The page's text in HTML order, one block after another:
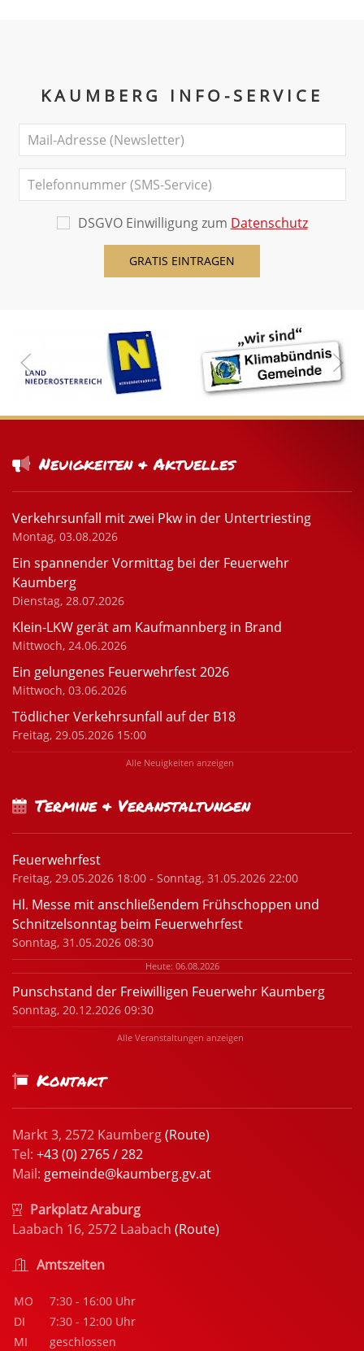
KAUMBERG INFO-SERVICE
DSGVO Einwilligung zum Datenschutz
Neuigkeiten & Aktuelles
Verkehrsunfall mit zwei Pkw in der Untertriesting
Montag, 03.08.2026
Ein spannender Vormittag bei der Feuerwehr
Kaumberg
Dienstag, 28.07.2026
Klein-LKW gerät am Kaufmannberg in Brand
Mittwoch, 24.06.2026
Ein gelungenes Feuerwehrfest 2026
Mittwoch, 03.06.2026
Tödlicher Verkehrsunfall auf der B18
Freitag, 29.05.2026 15:00
Alle Neuigkeiten anzeigen
Termine & Veranstaltungen
Feuerwehrfest
Freitag, 29.05.2026 18:00 - Sonntag, 31.05.2026 22:00
Hl. Messe mit anschließendem Frühschoppen und
Schnitzelsonntag beim Feuerwehrfest
Sonntag, 31.05.2026 08:30
Heute: 06.08.2026
Punschstand der Freiwilligen Feuerwehr Kaumberg
Sonntag, 20.12.2026 09:30
Alle Veranstaltungen anzeigen
Kontakt
Markt 3, 2572 Kaumberg(Route)
Tel: +43 (0) 2765 / 282
Mail: gemeinde@kaumberg.gv.at
Parkplatz Araburg
Laabach 16, 2572 Laabach (Route)
Amtszeiten
MO
7:30 - 16:00 Uhr
DI
7:30 - 12:00 Uhr
MI
geschlossen